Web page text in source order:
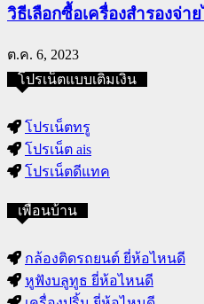
วิธีเลือกซื้อเครื่องสำรองจ่า
ต.ค. 6, 2023
โปรเน็ตแบบเติมเงิน
โปรเน็ตทรู
โปรเน็ต ais
โปรเน็ตดีแทค
เพื่อนบ้าน
กล้องติดรถยนต์ ยี่ห้อไหนดี
หูฟังบลูทูธ ยี่ห้อไหนดี